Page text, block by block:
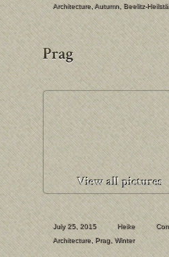
Architecture,Autumn ,Beelitz-
July 25, 2015 Heike
Architecture, Prag ,Winter